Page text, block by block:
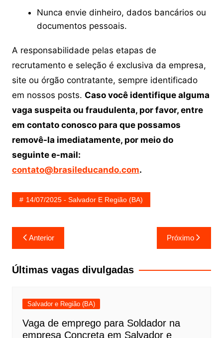
Nunca envie dinheiro, dados bancários ou
documentos pessoais.
A responsabilidade pelas etapas de
recrutamento e seleção é exclusiva da empresa,
site ou órgão contratante, sempre identificado
em nossos posts. Caso você identifique alguma
vaga suspeita ou fraudulenta, por favor, entre
em contato conosco para que possamos
removê-la imediatamente, por meio do
seguinte e-mail:
contato@brasileducando.com.
14/07/2025 - Salvador E Região (BA)
Navegação
de
Post
Anterior Próximo
Últimas vagas divulgadas
Salvador e Região (BA)
Vaga de emprego para Soldador na
empresa Concreta em Salvador e